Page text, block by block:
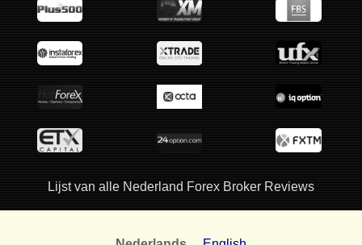
Lijst van alle Nederland Forex Broker Reviews